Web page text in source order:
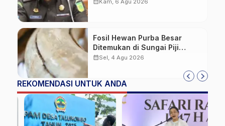
Kam, 6 Agu 2026
Fosil Hewan Purba Besar
Ditemukan di Sungai Piji
Kudus
calendar_monthSel, 4 Agu 2026
REKOMENDASI UNTUK ANDA